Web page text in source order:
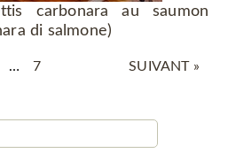
carbonara au saumon
di salmone)
… 7 SUIVANT »